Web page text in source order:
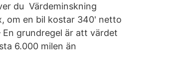
du Värdeminskning
om en bil kostar 340' netto
grundregel är att värdet
6.000 milen än